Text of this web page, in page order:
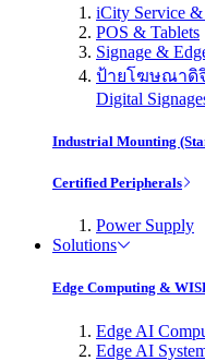
iCity Service
POS & Tablets
Signage &
ป้ายโฆษณาดิจิ
Digital
Industrial Mounting
Certified Peripherals
Power Supply
Solutions
Edge Computing &
Edge AI
Edge AI